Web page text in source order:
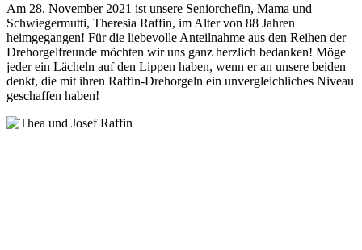
Am 28. November 2021 ist unsere Seniorchefin, Mama und
Schwiegermutti, Theresia Raffin, im Alter von 88 Jahren
heimgegangen! Für die liebevolle Anteilnahme aus den Reihen der
Drehorgelfreunde möchten wir uns ganz herzlich bedanken! Möge
jeder ein Lächeln auf den Lippen haben, wenn er an unsere beiden
denkt, die mit ihren Raffin-Drehorgeln ein unvergleichliches Niveau
geschaffen haben!